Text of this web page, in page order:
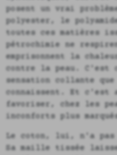
posent un vrai
polyester, le
toutes ces matières
pétrochimie ne
emprisonnent la
contre la peau. C'est
sensation collante que
connaissent. Et c'est
favoriser, chez les
inconforts plus
Le coton, lui, n'a pas
Sa maille tissée